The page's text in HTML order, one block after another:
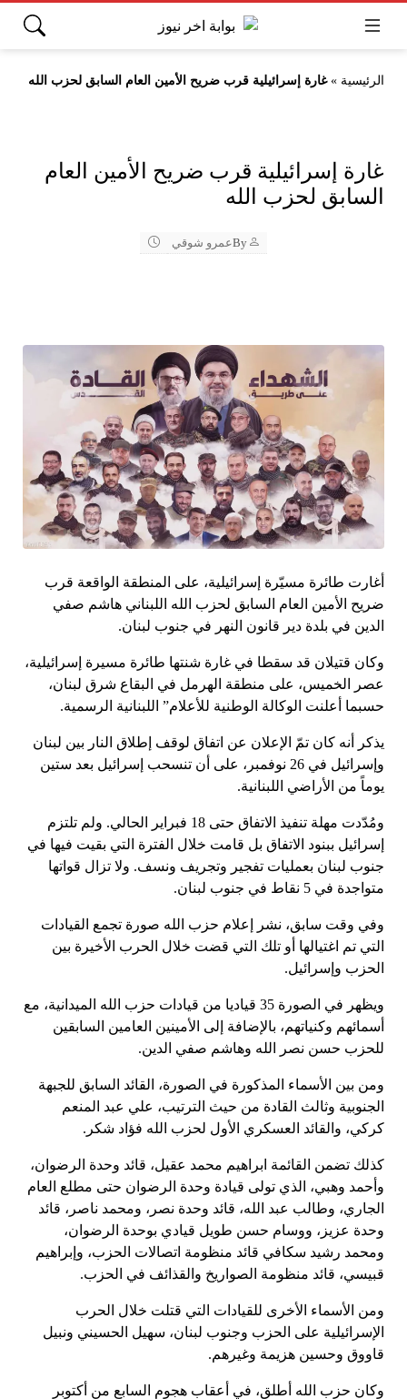
الرئيسية »غارة إسرائيلية قرب ضريح الأمين العام السابق لحزب الله
غارة إسرائيلية قرب ضريح الأمين العام
السابق لحزب الله
Byعمرو شوقي
أغارت طائرة مسيّرة إسرائيلية، على المنطقة الواقعة قرب
ضريح الأمين العام السابق لحزب الله اللبناني هاشم صفي
الدين في بلدة دير قانون النهر في جنوب لبنان.
وكان قتيلان قد سقطا في غارة شنتها طائرة مسيرة إسرائيلية،
عصر الخميس، على منطقة الهرمل في البقاع شرق لبنان،
حسبما أعلنت الوكالة الوطنية للأعلام” اللبنانية الرسمية.
يذكر أنه كان تمّ الإعلان عن اتفاق لوقف إطلاق النار بين لبنان
وإسرائيل في 26 نوفمبر، على أن تنسحب إسرائيل بعد ستين
يوماً من الأراضي اللبنانية.
ومُدّدت مهلة تنفيذ الاتفاق حتى 18 فبراير الحالي. ولم تلتزم
إسرائيل ببنود الاتفاق بل قامت خلال الفترة التي بقيت فيها في
جنوب لبنان بعمليات تفجير وتجريف ونسف. ولا تزال قواتها
متواجدة في 5 نقاط في جنوب لبنان.
وفي وقت سابق، نشر إعلام حزب الله صورة تجمع القيادات
التي تم اغتيالها أو تلك التي قضت خلال الحرب الأخيرة بين
الحزب وإسرائيل.
ويظهر في الصورة 35 قياديا من قيادات حزب الله الميدانية، مع
أسمائهم وكنياتهم، بالإضافة إلى الأمينين العامين السابقين
للحزب حسن نصر الله وهاشم صفي الدين.
ومن بين الأسماء المذكورة في الصورة، القائد السابق للجبهة
الجنوبية وثالث القادة من حيث الترتيب، علي عبد المنعم
كركي، والقائد العسكري الأول لحزب الله فؤاد شكر.
كذلك تضمن القائمة ابراهيم محمد عقيل، قائد وحدة الرضوان،
وأحمد وهبي، الذي تولى قيادة وحدة الرضوان حتى مطلع العام
الجاري، وطالب عبد الله، قائد وحدة نصر، ومحمد ناصر، قائد
وحدة عزيز، ووسام حسن طويل قيادي بوحدة الرضوان،
ومحمد رشيد سكافي قائد منظومة اتصالات الحزب، وإبراهيم
قبيسي، قائد منظومة الصواريخ والقذائف في الحزب.
ومن الأسماء الأخرى للقيادات التي قتلت خلال الحرب
الإسرائيلية على الحزب وجنوب لبنان، سهيل الحسيني ونبيل
قاووق وحسين هزيمة وغيرهم.
وكان حزب الله أطلق، في أعقاب هجوم السابع من أكتوبر